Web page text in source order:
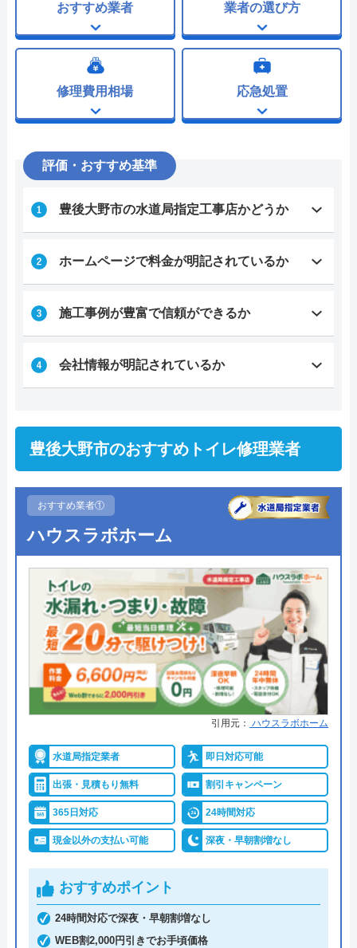
おすすめ業者 業者の選び方
修理費用相場 応急処置
評価・おすすめ基準
豊後大野市の水道局指定工事店かどうか
ホームページで料金が明記されているか
施工事例が豊富で信頼ができるか
会社情報が明記されているか
豊後大野市のおすすめトイレ修理業者
おすすめ業者①
ハウスラボホーム
引用元： ハウスラボホーム
水道局指定業者 即日対応可能
出張・見積もり無料 割引キャンペーン
365日対応 24時間対応
現金以外の支払い可能 深夜・早朝割増なし
おすすめポイント
24時間対応で深夜・早朝割増なし
WEB割2,000円引きでお手頃価格